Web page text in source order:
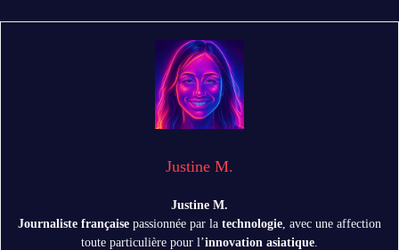
Justine M.
Justine M.
Journaliste française passionnée par la technologie , avec une affection
toute particulière pour l’innovation asiatique